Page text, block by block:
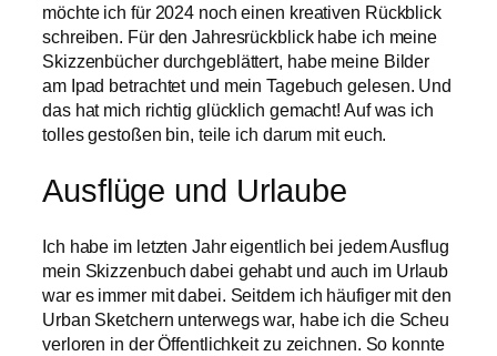
möchte ich für 2024 noch einen kreativen Rückblick
schreiben. Für den Jahresrückblick habe ich meine
Skizzenbücher durchgeblättert, habe meine Bilder
am Ipad betrachtet und mein Tagebuch gelesen. Und
das hat mich richtig glücklich gemacht! Auf was ich
tolles gestoßen bin, teile ich darum mit euch.
Ausflüge und Urlaube
Ich habe im letzten Jahr eigentlich bei jedem Ausflug
mein Skizzenbuch dabei gehabt und auch im Urlaub
war es immer mit dabei. Seitdem ich häufiger mit den
Urban Sketchern unterwegs war, habe ich die Scheu
verloren in der Öffentlichkeit zu zeichnen. So konnte